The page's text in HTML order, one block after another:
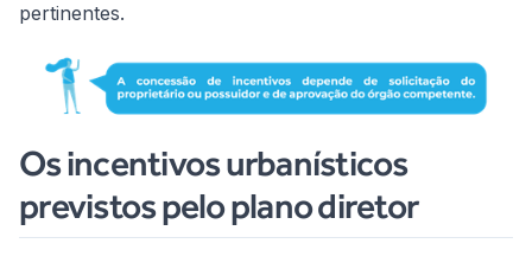
pertinentes.
Os incentivos urbanísticos
previstos pelo plano diretor